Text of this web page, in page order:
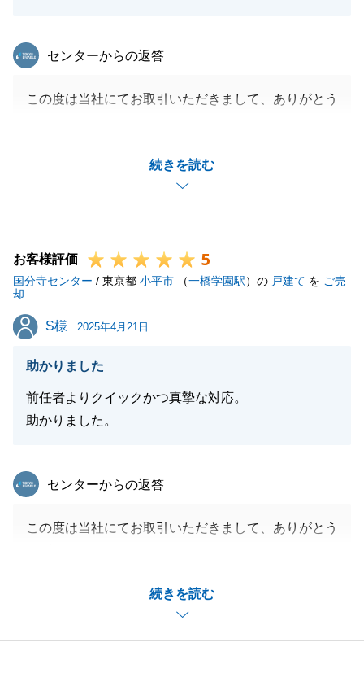
この度は、本当に有難うございました。
ありましたらお話だけでもさせて下さいませ。
閉じる
続きを読む
東急リバブル
センターからの返答
この度は当社にてお取引いただきまして、ありがとう
とができて大変嬉しく思います。
今後も何かあればお気軽にご相談いただけますと幸い
です。
お客様評価 5
国分寺センター / 東京都 小平市 （一橋学園駅）の 戸建て を ご売
却
S様
S様 2025年4月21日
助かりました
前任者よりクイックかつ真摯な対応。
助かりました。
続きを読む
東急リバブル
センターからの返答
この度は当社にてお取引いただきまして、ありがとう
今後ともどうぞよろしくお願いいたします。